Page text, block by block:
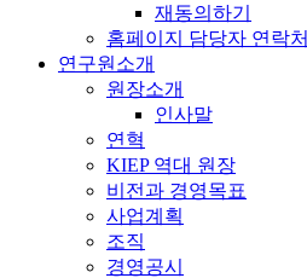
재동의하기
홈페이지 담당자 연락처
연구원소개
원장소개
인사말
연혁
KIEP 역대 원장
비전과 경영목표
사업계획
조직
경영공시